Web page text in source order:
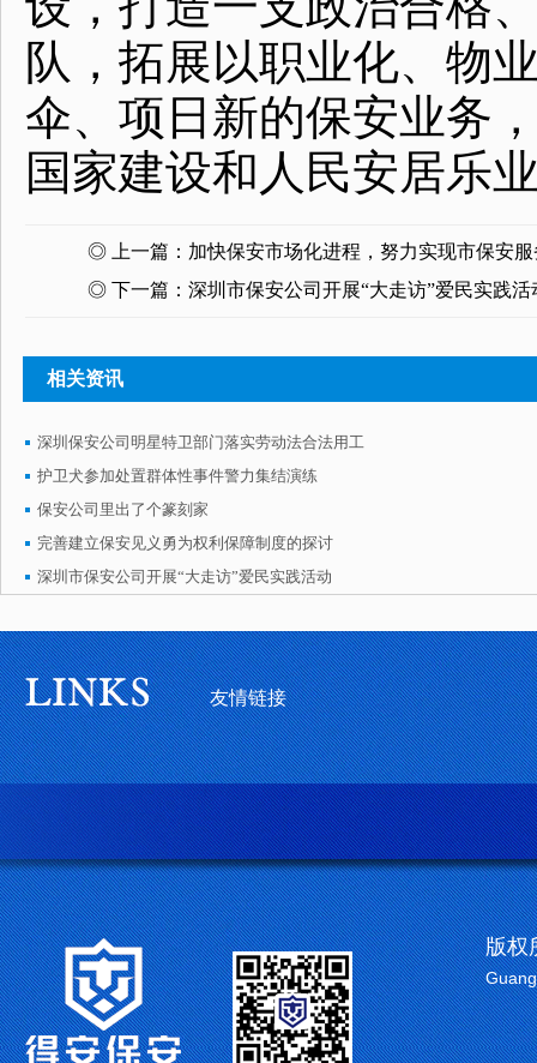
队，拓展以职业化、物
伞、项日新的保安业务
国家建设和人民安居乐
◎ 上一篇： 加快保安市场化进程，努力实现市保安
◎ 下一篇： 深圳市保安公司开展“大走访”爱民实践活
相关资讯
深圳保安公司明星特卫部门落实劳动法合法用工
护卫犬参加处置群体性事件警力集结演练
保安公司里出了个篆刻家
完善建立保安见义勇为权利保障制度的探讨
深圳市保安公司开展“大走访”爱民实践活动
友情链接
版权